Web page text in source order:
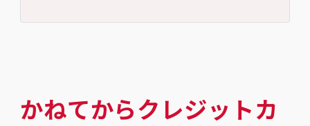
かねてからクレジットカ